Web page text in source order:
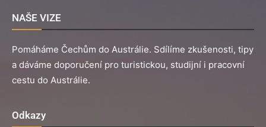
NAŠE VIZE
Pomáháme Čechům do Austrálie. Sdílíme zkušenosti, tipy
a dáváme doporučení pro turistickou, studijní i pracovní
cestu do Austrálie.
Odkazy